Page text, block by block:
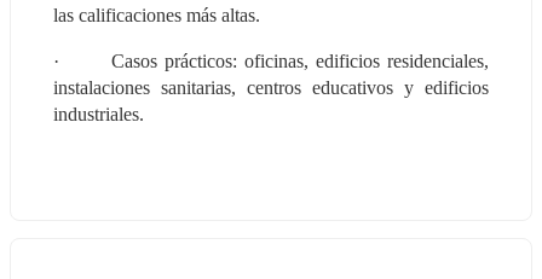
las calificaciones más altas.
·       Casos prácticos: oficinas, edificios residenciales,
instalaciones sanitarias, centros educativos y edificios
industriales.